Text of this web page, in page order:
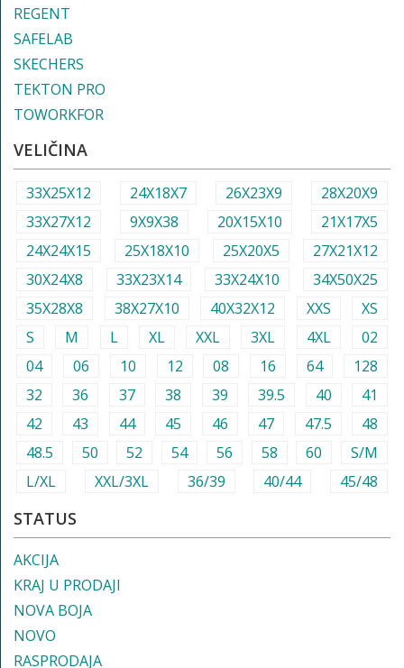
REGENT
SAFELAB
SKECHERS
TEKTON PRO
TOWORKFOR
VELIČINA
33X25X12 24X18X7 26X23X9
28X20X9
33X27X12
9X9X38 20X15X10
21X17X5
24X24X15
25X18X10 25X20X5
27X21X12
30X24X8
33X23X14 33X24X10
34X50X25
35X28X8
38X27X10 40X32X12 XXS
XS
S
M L XL XXL 3XL 4XL
02
04
06 10 12 08 16 64
128
32
36 37 38 39 39.5 40
41
42
43 44 45 46 47 47.5
48
48.5
50 52 54 56 58 60
S/M
L/XL
XXL/3XL 36/39 40/44 45/48
STATUS
AKCIJA
KRAJ U PRODAJI
NOVA BOJA
NOVO
RASPRODAJA